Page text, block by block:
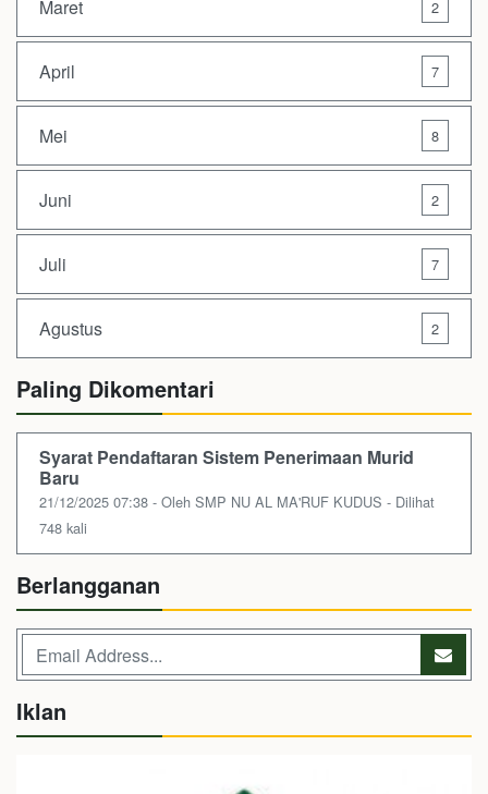
Maret 2
April 7
Mei 8
Juni 2
Juli 7
Agustus 2
Paling Dikomentari
Syarat Pendaftaran Sistem Penerimaan Murid
Baru
21/12/2025 07:38 - Oleh SMP NU AL MA'RUF KUDUS - Dilihat
748 kali
Berlangganan
Iklan